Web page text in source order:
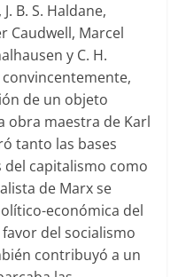
B. S. Haldane,
Caudwell, Marcel
y C. H.
de un objeto
obra maestra de Karl
tanto las bases
del capitalismo como
de Marx se
económica del
del socialismo
contribuyó a un